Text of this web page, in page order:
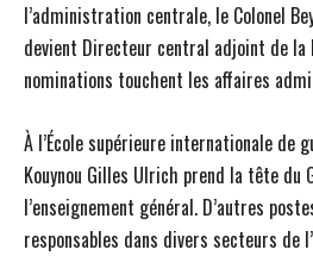
l’administration centrale, le Colonel
devient Directeur central adjoint de la
nominations touchent les affaires
À l’École supérieure internationale de
Kouynou Gilles Ulrich prend la tête du
l’enseignement général. D’autres
responsables dans divers secteurs de